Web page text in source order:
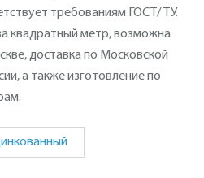
требованиям ГОСТ/ ТУ.
квадратный метр, возможна
доставка по Московской
а также изготовление по